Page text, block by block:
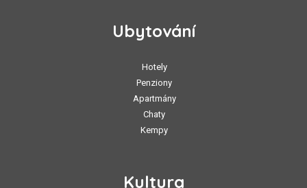
Ubytování
Hotely
Penziony
Apartmány
Chaty
Kempy
Kultura